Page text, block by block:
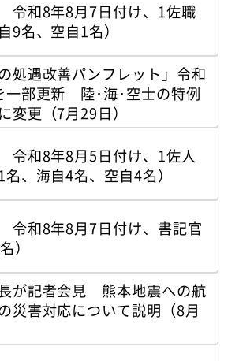
令和8年8月7日付け、1佐職
9名、空自1名）
処遇改善パンフレット」令和
一部更新 陸･海･空士の特例
変更（7月29日）
和8年8月5日付け、1佐人
、海自4名、空自4名）
令和8年8月7日付け、書記官
）
が記者会見 熊本地震への航
災害対応について説明（8月